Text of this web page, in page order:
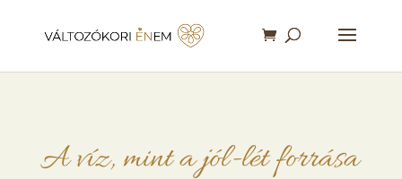
A víz, mint a jól-lét forrása